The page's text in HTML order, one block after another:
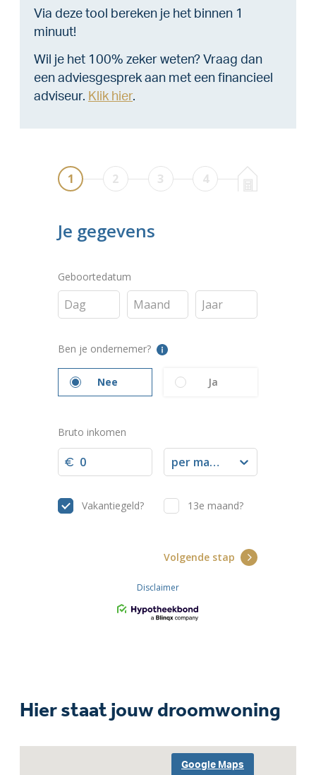
Via deze tool bereken je het binnen 1
minuut!
Wil je het 100% zeker weten? Vraag dan
een adviesgesprek aan met een financieel
adviseur. Klik hier.
Hier staat jouw droomwoning
Google Maps